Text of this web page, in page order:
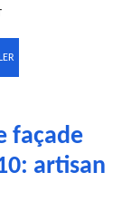
façade
artisan